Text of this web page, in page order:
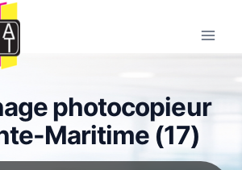
photocopieur
Maritime (17)